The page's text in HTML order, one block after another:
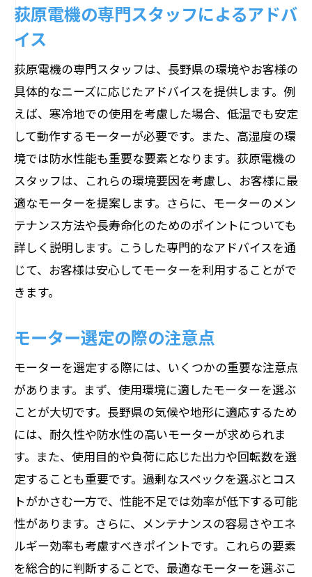
荻原電機の専門スタッフによるアドバ
イス
荻原電機の専門スタッフは、長野県の環境やお客様の
具体的なニーズに応じたアドバイスを提供します。例
えば、寒冷地での使用を考慮した場合、低温でも安定
して動作するモーターが必要です。また、高湿度の環
境では防水性能も重要な要素となります。荻原電機の
スタッフは、これらの環境要因を考慮し、お客様に最
適なモーターを提案します。さらに、モーターのメン
テナンス方法や長寿命化のためのポイントについても
詳しく説明します。こうした専門的なアドバイスを通
じて、お客様は安心してモーターを利用することがで
きます。
モーター選定の際の注意点
モーターを選定する際には、いくつかの重要な注意点
があります。まず、使用環境に適したモーターを選ぶ
ことが大切です。長野県の気候や地形に適応するため
には、耐久性や防水性の高いモーターが求められま
す。また、使用目的や負荷に応じた出力や回転数を選
定することも重要です。過剰なスペックを選ぶとコス
トがかさむ一方で、性能不足では効率が低下する可能
性があります。さらに、メンテナンスの容易さやエネ
ルギー効率も考慮すべきポイントです。これらの要素
を総合的に判断することで、最適なモーターを選ぶこ